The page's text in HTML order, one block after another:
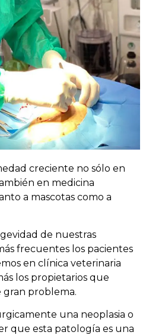
creciente no sólo en
en medicina
a mascotas como a
de nuestras
frecuentes los pacientes
en clínica veterinaria
los propietarios que
gran problema.
una neoplasia o
que esta patología es una